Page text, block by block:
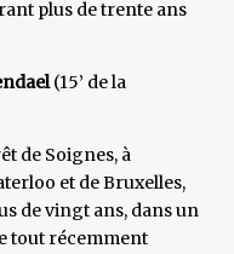
plus de trente ans
(15’ de la
de Soignes, à
et de Bruxelles,
de vingt ans, dans un
tout récemment